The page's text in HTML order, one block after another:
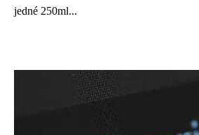
jedné 250ml...